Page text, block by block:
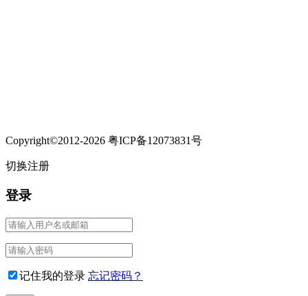
Copyright©2012-2026 粤ICP备12073831号
切换注册
登录
记住我的登录 忘记密码？